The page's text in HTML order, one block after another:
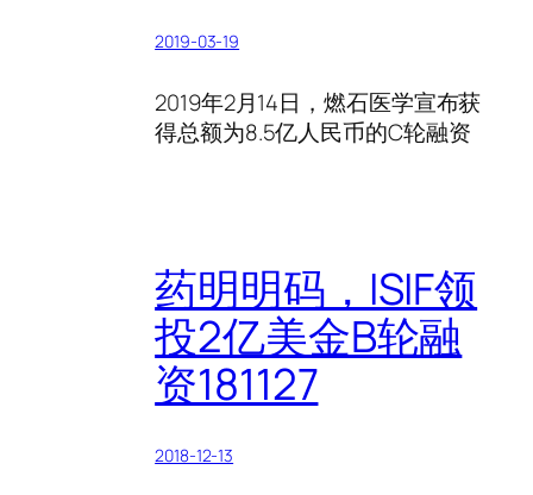
2019-03-19
2019年2月14日，燃石医学宣布获
得总额为8.5亿人民币的C轮融资
药明明码，ISIF领
投2亿美金B轮融
资181127
2018-12-13